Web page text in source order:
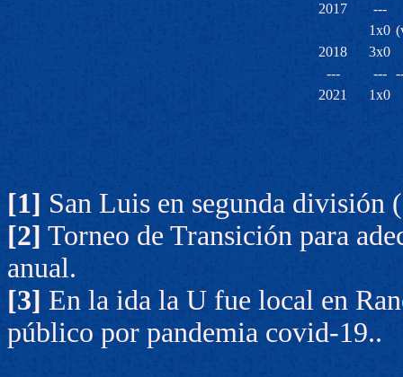
2017
---
1x0
2018
3x0
---
---
2021
1x0
[1] San Luis en segunda división
[2] Torneo de Transición para
anual.
[3] En la ida la U fue local en
público por pandemia covid-19..